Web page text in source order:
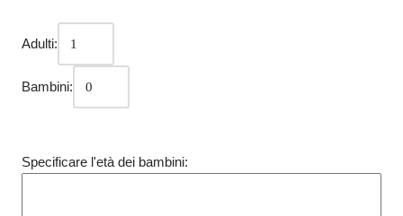
Adulti:
Bambini:
Specificare l'età dei bambini: